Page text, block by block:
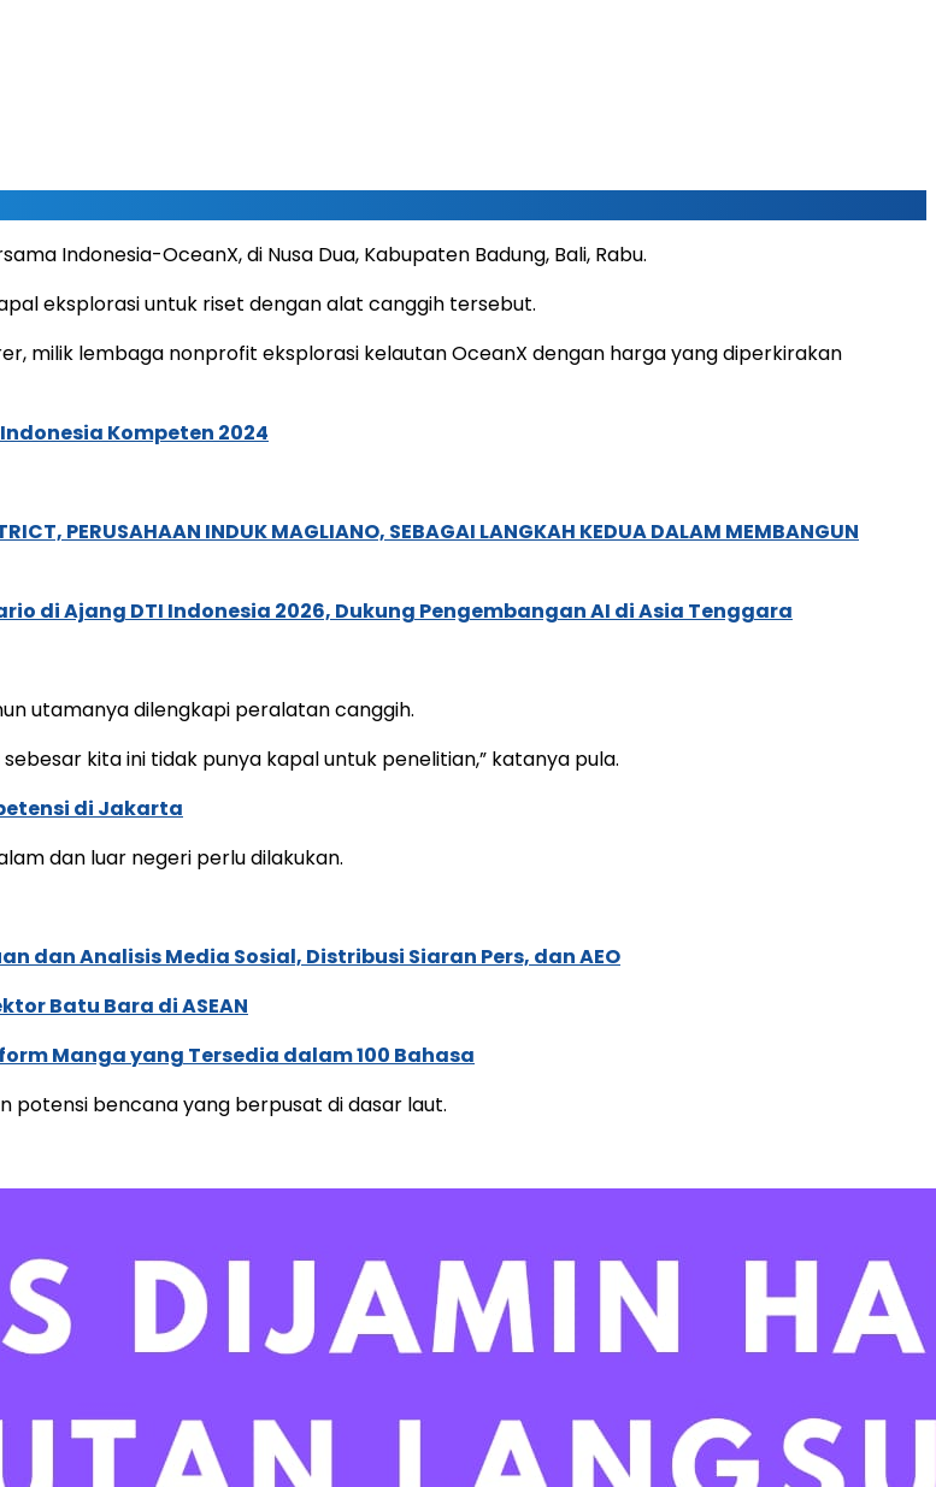
Indonesia-OceanX, di Nusa Dua, Kabupaten Badung, Bali, Rabu.
eksplorasi untuk riset dengan alat canggih tersebut.
milik lembaga nonprofit eksplorasi kelautan OceanX dengan harga yang diperkirakan
Kompeten 2024
PERUSAHAAN INDUK MAGLIANO, SEBAGAI LANGKAH KEDUA DALAM MEMBANGUN
di Ajang DTI Indonesia 2026, Dukung Pengembangan AI di Asia Tenggara
utamanya dilengkapi peralatan canggih.
kita ini tidak punya kapal untuk penelitian,” katanya pula.
di Jakarta
dan luar negeri perlu dilakukan.
dan Analisis Media Sosial, Distribusi Siaran Pers, dan AEO
Batu Bara di ASEAN
Manga yang Tersedia dalam 100 Bahasa
bencana yang berpusat di dasar laut.